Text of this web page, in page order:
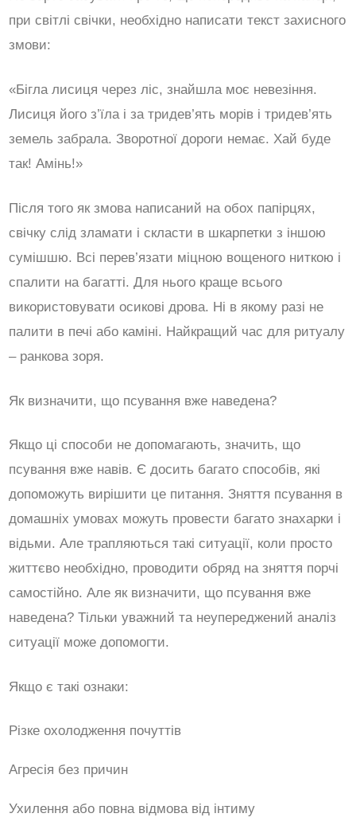
при світлі свічки, необхідно написати текст захисного
змови:
«Бігла лисиця через ліс, знайшла моє невезіння.
Лисиця його з’їла і за тридев’ять морів і тридев’ять
земель забрала. Зворотної дороги немає. Хай буде
так! Амінь!»
Після того як змова написаний на обох папірцях,
свічку слід зламати і скласти в шкарпетки з іншою
сумішшю. Всі перев’язати міцною вощеного ниткою і
спалити на багатті. Для нього краще всього
використовувати осикові дрова. Ні в якому разі не
палити в печі або каміні. Найкращий час для ритуалу
– ранкова зоря.
Як визначити, що псування вже наведена?
Якщо ці способи не допомагають, значить, що
псування вже навів. Є досить багато способів, які
допоможуть вирішити це питання. Зняття псування в
домашніх умовах можуть провести багато знахарки і
відьми. Але трапляються такі ситуації, коли просто
життєво необхідно, проводити обряд на зняття порчі
самостійно. Але як визначити, що псування вже
наведена? Тільки уважний та неупереджений аналіз
ситуації може допомогти.
Якщо є такі ознаки:
Різке охолодження почуттів
Агресія без причин
Ухилення або повна відмова від інтиму